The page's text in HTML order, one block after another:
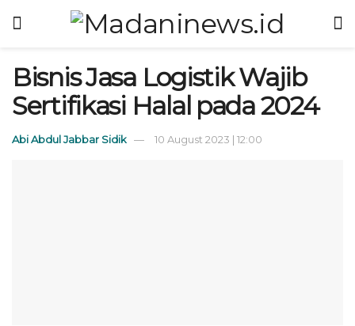
Bisnis Jasa Logistik Wajib
Sertifikasi Halal pada 2024
Abi Abdul Jabbar Sidik 10 August 2023 | 12:00